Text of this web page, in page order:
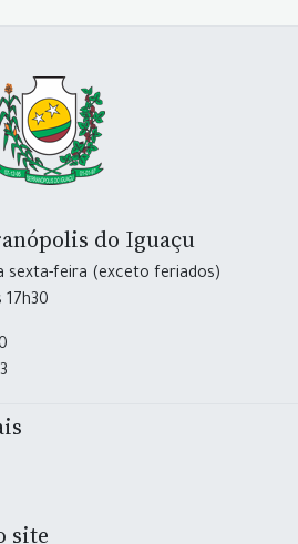
do Iguaçu
sexta-feira (exceto feriados)
17h30
site